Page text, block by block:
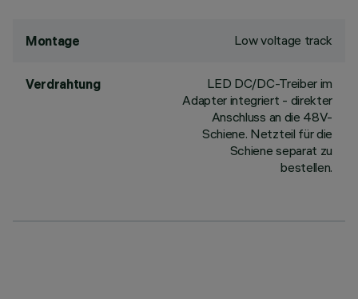
Montage Low voltage track
Verdrahtung
LED DC/DC-Treiber im
Adapter integriert - direkter
Anschluss an die 48V-
Schiene. Netzteil für die
Schiene separat zu
bestellen.